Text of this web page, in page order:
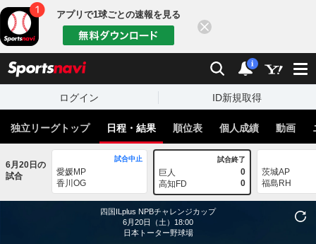
アプリで1球ごとの速報を見る
検索 通知
i
ログイン ID新規取得
独立リーグトップ 日程・結果 順位表 個人成績 動画
6月20日の
試合
試合中止
愛媛MP
香川OG
試合終了
巨人
0
高知FD
0
茨城AP
福島RH
四国ILplus NPBチャレンジカップ
6月20日（土）18:00
日本トーター野球場